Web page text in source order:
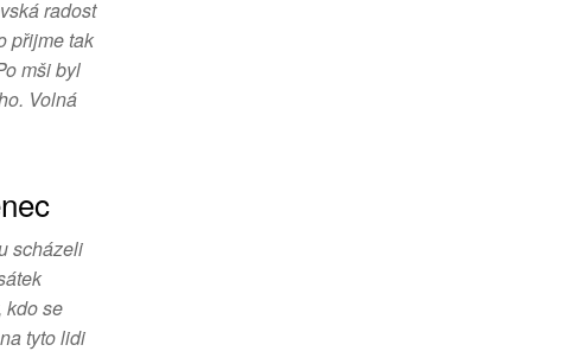
radost
přijme tak
mši byl
Volná
scházeli
kdo se
tyto lidi